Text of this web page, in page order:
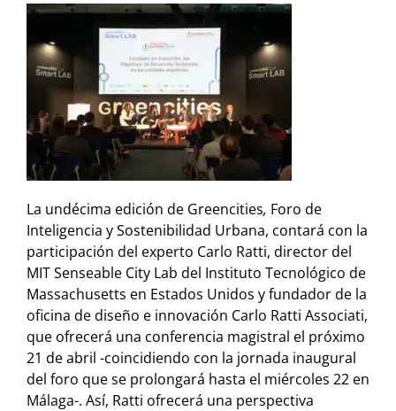
La undécima edición de Greencities, Foro de
Inteligencia y Sostenibilidad Urbana, contará con la
participación del experto Carlo Ratti, director del
MIT Senseable City Lab del Instituto Tecnológico de
Massachusetts en Estados Unidos y fundador de la
oficina de diseño e innovación Carlo Ratti Associati,
que ofrecerá una conferencia magistral el próximo
21 de abril -coincidiendo con la jornada inaugural
del foro que se prolongará hasta el miércoles 22 en
Málaga-. Así, Ratti ofrecerá una perspectiva